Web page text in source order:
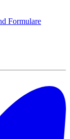
Formulare